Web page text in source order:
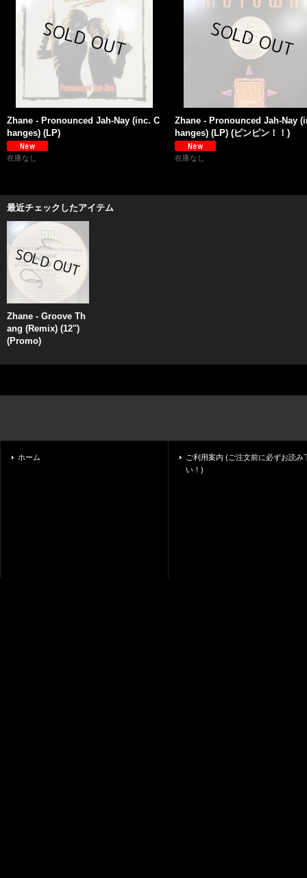
Zhane - Pronounced Jah-Nay (inc. C
hanges) (LP)
在庫なし
Zhane - Pronounced Jah-Nay
hanges) (LP) (ピンピン！！)
在庫なし
最近チェックしたアイテム
Zhane - Groove Th
ang (Remix) (12'')
(Promo)
ホーム
ご利用案内 (ご注文前に必ずお読み
い！)